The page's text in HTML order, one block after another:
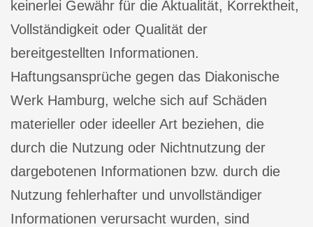
keinerlei Gewähr für die Aktualität, Korrektheit,
Vollständigkeit oder Qualität der
bereitgestellten Informationen.
Haftungsansprüche gegen das Diakonische
Werk Hamburg, welche sich auf Schäden
materieller oder ideeller Art beziehen, die
durch die Nutzung oder Nichtnutzung der
dargebotenen Informationen bzw. durch die
Nutzung fehlerhafter und unvollständiger
Informationen verursacht wurden, sind